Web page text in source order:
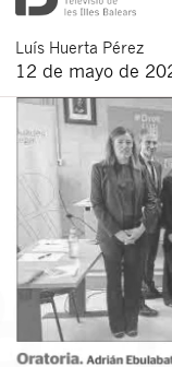
Luís Huerta Pérez
12 de mayo de